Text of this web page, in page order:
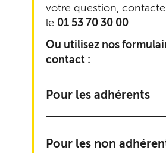
votre question,
le 01 53 70 30 00
Ou utilisez nos
contact :
Pour les adhérents
Pour les non